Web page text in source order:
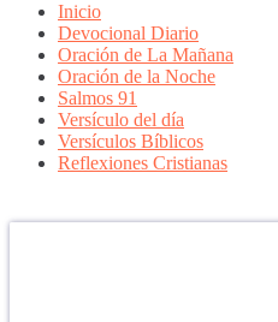
Inicio
Devocional Diario
Oración de La Mañana
Oración de la Noche
Salmos 91
Versículo del día
Versículos Bíblicos
Reflexiones Cristianas